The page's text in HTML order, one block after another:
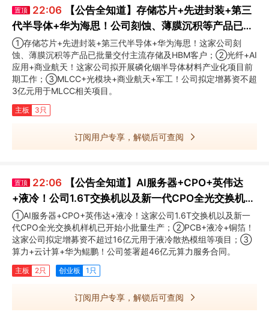
置顶 22:06
【公告全知道】存储芯片+先进封装+第三
代半导体+华为海思！公司刻蚀、薄膜沉积等产品已批
量交付主流存储及HBM客户
①存储芯片+先进封装+第三代半导体+华为海思！这家公司刻
蚀、薄膜沉积等产品已批量交付主流存储及HBM客户；②光纤+AI
应用+商业航天！这家公司拟开展磷化铟半导体材料产业化项目前
期工作；③MLCC+光模块+商业航天+军工！公司拟定增募资不超
3亿元用于MLCC相关项目。
主板 3只
订阅用户专享，解锁后可查阅
置顶 22:06
【公告全知道】AI服务器+CPO+英伟达
+液冷！公司1.6T交换机以及新一代CPO全光交换机样
机已开始小批量生产
①AI服务器+CPO+英伟达+液冷！这家公司1.6T交换机以及新一
代CPO全光交换机样机已开始小批量生产；②PCB+液冷+铜箔！
这家公司拟定增募资不超过16亿元用于液冷散热模组等项目；③
算力+云计算+华为鲲鹏！公司签署超46亿元算力服务合同。
主板 2只 创业板 1只
订阅用户专享，解锁后可查阅